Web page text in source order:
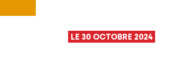
LE 30 OCTOBRE 2024